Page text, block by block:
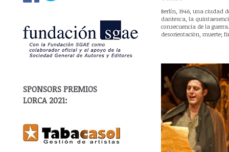
SPONSORS PREMIOS
LORCA 2021:
Berlín, 1946, una ciudad
dantesca, la
consecuencia de la
desorientación, muerte;